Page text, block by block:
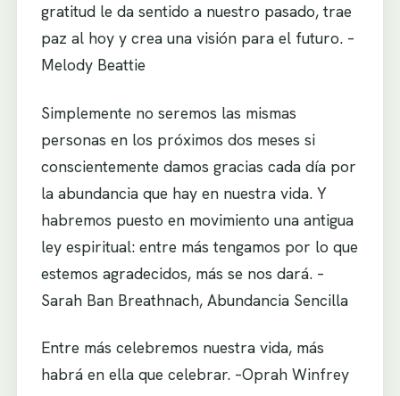
gratitud le da sentido a nuestro pasado, trae
paz al hoy y crea una visión para el futuro. –
Melody Beattie
Simplemente no seremos las mismas
personas en los próximos dos meses si
conscientemente damos gracias cada día por
la abundancia que hay en nuestra vida. Y
habremos puesto en movimiento una antigua
ley espiritual: entre más tengamos por lo que
estemos agradecidos, más se nos dará. –
Sarah Ban Breathnach, Abundancia Sencilla
Entre más celebremos nuestra vida, más
habrá en ella que celebrar. –Oprah Winfrey